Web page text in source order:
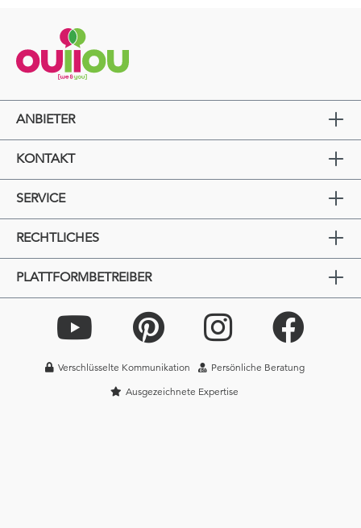
ANBIETER
KONTAKT
SERVICE
RECHTLICHES
PLATTFORMBETREIBER
Verschlüsselte Kommunikation
Persönliche Beratung
Ausgezeichnete Expertise